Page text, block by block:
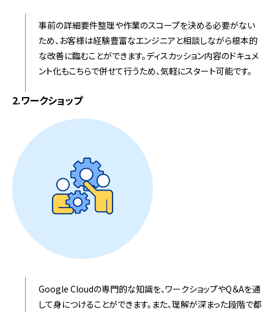
事前の詳細要件整理や作業のスコープを決める必要がない
ため、お客様は経験豊富なエンジニアと相談しながら根本的
な改善に臨むことができます。ディスカッション内容のドキュメ
ント化もこちらで併せて行うため、気軽にスタート可能です。
2.ワークショップ
Google Cloudの専門的な知識を、ワークショップやQ＆Aを通
して身につけることができます。また、理解が深まった段階で都